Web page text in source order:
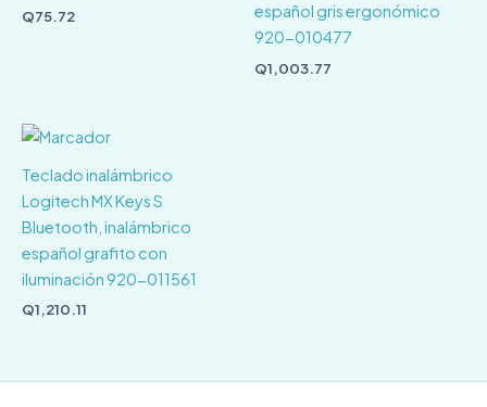
Q75.72
español gris ergonómico
920-010477
Q1,003.77
Teclado inalámbrico
Logitech MX Keys S
Bluetooth, inalámbrico
español grafito con
iluminación 920-011561
Q1,210.11